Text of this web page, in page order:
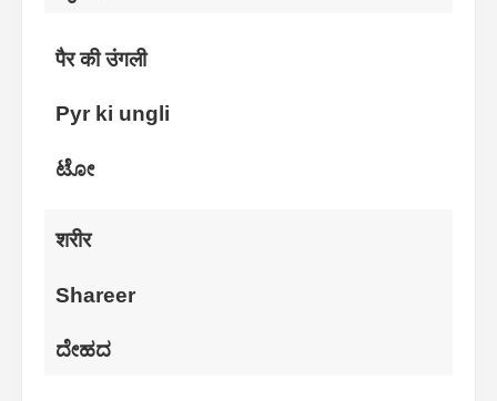
पैर की उंगली
Pyr ki ungli
ಟೋ
शरीर
Shareer
ದೇಹದ